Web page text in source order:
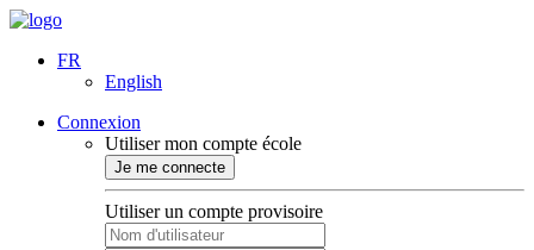
FR
English
Connexion
Utiliser mon compte école
Je me connecte
Utiliser un compte provisoire